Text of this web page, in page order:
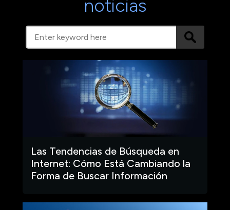
noticias
Las Tendencias de Búsqueda en
Internet: Cómo Está Cambiando la
Forma de Buscar Información